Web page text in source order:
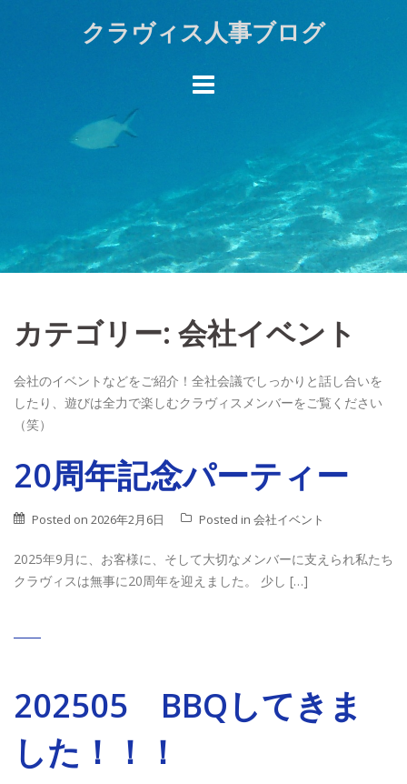
クラヴィス人事ブログ
カテゴリー: 会社イベント
会社のイベントなどをご紹介！全社会議でしっかりと話し合いを
したり、遊びは全力で楽しむクラヴィスメンバーをご覧ください
（笑）
20周年記念パーティー
Posted on 2026年2月6日 Posted in 会社イベント
2025年9月に、お客様に、そして大切なメンバーに支えられ私たち
クラヴィスは無事に20周年を迎えました。 少し […]
202505 BBQしてきま
した！！！